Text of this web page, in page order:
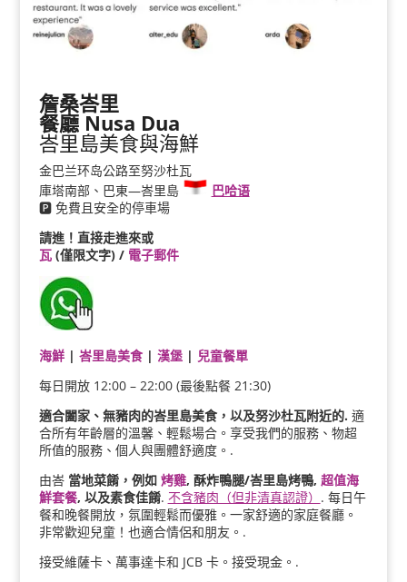
詹桑峇里
餐廳 Nusa Dua
峇里島美食與海鮮
金巴兰环岛公路至努沙杜瓦
庫塔南部、巴東—峇里島
巴哈语
🅿️ 免費且安全的停車場
請進！直接走進來或
瓦(僅限文字) / 電子郵件
海鮮| 峇里島美食 | 漢堡| 兒童餐單
每日開放 12:00 – 22:00 (最後點餐 21:30)
適合闔家、無豬肉的峇里島美食，以及努沙杜瓦附近的. 適
合所有年齡層的溫馨、輕鬆場合。享受我們的服務、物超
所值的服務、個人與團體舒適度。.
由峇 當地菜餚，例如 烤雞, 酥炸鴨腿/峇里島烤鴨, 超值海
鮮套餐, 以及素食佳餚. 不含豬肉（但非清真認證） . 每日午
餐和晚餐開放，氛圍輕鬆而優雅。一家舒適的家庭餐廳。
非常歡迎兒童！也適合情侶和朋友。.
接受維薩卡、萬事達卡和 JCB 卡。接受現金。.